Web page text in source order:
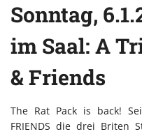
Sonntag,
im Saal: A
& Friends
The Rat Pack is back!
FRIENDS die drei Briten